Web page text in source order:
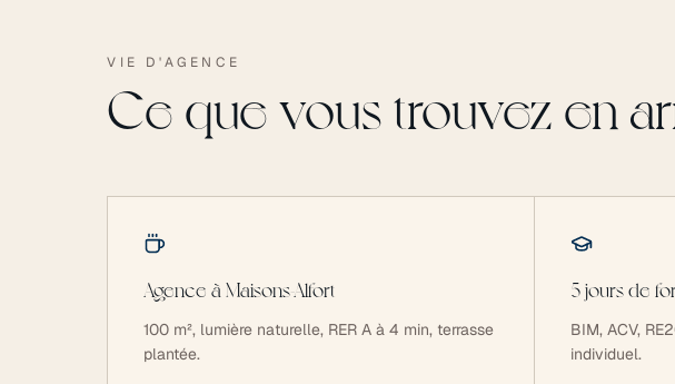
VIE D'AGENCE
Ce que vous trouvez en
Agence à Maisons-Alfort
100 m², lumière naturelle, RER A à 4 min, terrasse
plantée.
5 jours de
BIM, ACV,
individuel.